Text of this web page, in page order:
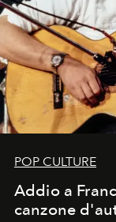
POP CULTURE
Addio a
canzone